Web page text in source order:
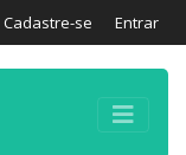
Cadastre-se Entrar